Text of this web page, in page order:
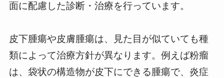
面に配慮した診断・治療を行っています。
皮下腫瘍や皮膚腫瘍は、見た目が似ていても種
類によって治療方針が異なります。例えば粉瘤
は、袋状の構造物が皮下にできる腫瘍で、炎症